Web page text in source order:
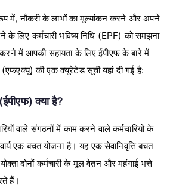
में, नौकरी के लाभों का मूल्यांकन करने और अपने
के लिए कर्मचारी भविष्य निधि (EPF) को समझना
करने में आपकी सहायता के लिए ईपीएफ के बारे में
की एक क्यूरेटेड सूची यहां दी गई है:
(ईपीएफ) क्या है?
वाले संगठनों में काम करने वाले कर्मचारियों के
एक बचत योजना है। यह एक सेवानिवृत्ति बचत
दोनों कर्मचारी के मूल वेतन और महंगाई भत्ते
हैं।